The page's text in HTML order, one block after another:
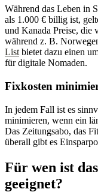
Während das Leben in
als 1.000 € billig ist,
und Kanada Preise, die
während z. B.
List bietet dazu einen
für digitale Nomaden.
Fixkosten
In jedem Fall ist es
minimieren, wenn ein
Das Zeitungsabo, das
überall gibt es
Für wen ist
geeignet?